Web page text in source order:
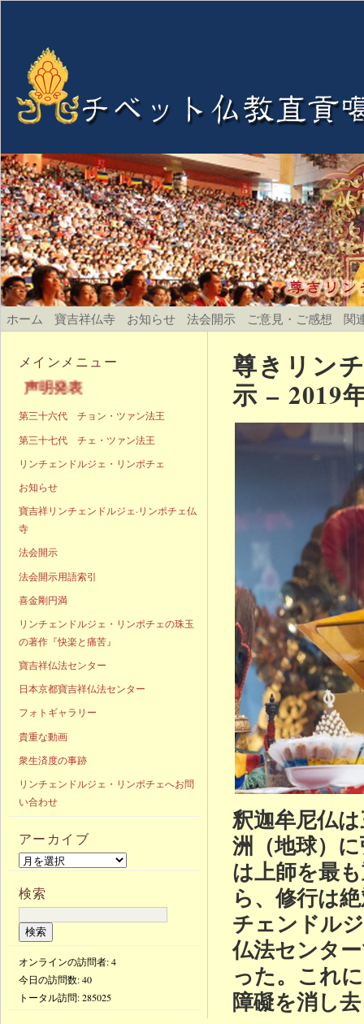
ホーム 寶吉祥仏寺 お知らせ 法会開示 ご意見・ご感想 関
尊きリン
示 – 2019
釈迦牟尼仏
洲（地球）
は上師を最
ら、修行は
チェンドル
仏法センタ
った。これ
障礙を消し
メインメニュー
第三十六代 チョン・ツァン法王
第三十七代 チェ・ツァン法王
リンチェンドルジェ・リンポチェ
お知らせ
寶吉祥リンチェンドルジェ·リンポチェ仏
寺
法会開示
法会開示用語索引
喜金剛円満
リンチェンドルジェ・リンポチェの珠玉
の著作『快楽と痛苦』
寶吉祥仏法センター
日本京都寶吉祥仏法センター
フォトギャラリー
貴重な動画
衆生済度の事跡
リンチェンドルジェ・リンポチェへお問
い合わせ
アーカイブ
検索
オンラインの訪問者: 4
今日の訪問数:40
トータル訪問:285025